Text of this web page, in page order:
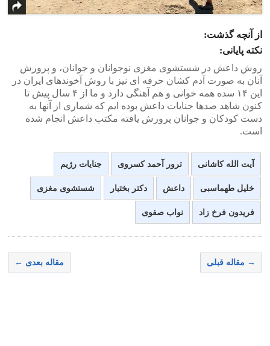
از آنچه گذشت:
نکته پایانی:
روش داعش در شستشوی مغزی نوجوانان و جوانان، و پرورش
آنان به صورت آدم کشان حرفه ای نیز با روش آخوندهای ایران در
این ۱۴ سده همه خوانی و هم آهنگی دارد و ما از ۴ سال پیش تا
کنون شاهد صدها جنایات داعش بوده ایم که شماری از آنها به
دست کودکان و جوانان پرورش یافته مکتب داعش انجام شده
است.
آیت الله کاشانی ترور آحمد کسروی جنایات رژیم
خلیل طهماسبی داعش دکتر بختیار شستشوی مغزی
فریدون فرخ زاد نواب صفوی
→ مقاله قبلی مقاله بعدی ←